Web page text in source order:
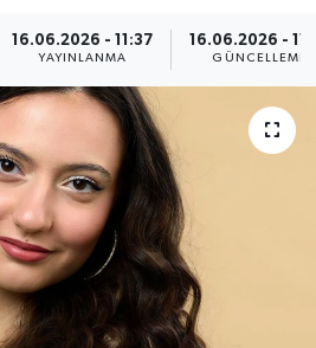
16.06.2026 - 11:37
YAYINLANMA
16.06.2026 -
GÜNCELLEME